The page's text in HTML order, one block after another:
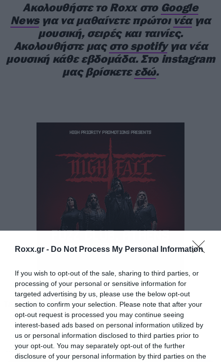
Roxx.gr - Do Not Process My Personal Information
If you wish to opt-out of the sale, sharing to third parties, or
processing of your personal or sensitive information for
targeted advertising by us, please use the below opt-out
section to confirm your selection. Please note that after your
opt-out request is processed you may continue seeing
interest-based ads based on personal information utilized by
us or personal information disclosed to third parties prior to
your opt-out. You may separately opt-out of the further
disclosure of your personal information by third parties on the
Η διοργανώτρια εταιρεία, έδωσε στη
δημοσιότητα, λεπτομέρειες για την
υπερπαραγωγή που στήνεται και
προλαβαίνετε και εσείς να δείτε από κοντά,αν
εξασφαλίσετε το εισιτήριο σας. Πάμε λοιπόν
Tο show των Rammstein είναι μια ιδιαίτερα
απαιτητική και κολοσσιαία παραγωγή που
γίνεται πρώτη φορά στη χώρα μας.
-Όπως σε όλες τις συναυλίες τους, έτσι και εδώ,
ξεκινάνε να στήνουν 6 ημέρες νωρίτερα.
-Εργάζονται πάνω από 18 τεχνικοί ήχου, βίντεο
συν της ελληνικής ομάδας.
-Η σκηνή που κάνουν το performance,
χρειάζεται 4 μέρες για να στηθεί, έχει 60 μέτρα
πλάτος, 30 μέτρα βάθος και 36 ύψος,
φωτίζεται από 1.070 φώτα (χρειάζονται 400
ώρες να προγραμματιστούν)
Ακολουθήστε το Roxx στο Google
Newsγια να μαθαίνετε πρώτοι νέαγια
μουσική, σειρές και ταινίες.
Ακολουθήστε μαςστο spotifyγια νέα
μουσική κάθε εβδομάδα. Στο instagram
μας βρίσκετεεδώ.
Tags: RAMMSTEIN